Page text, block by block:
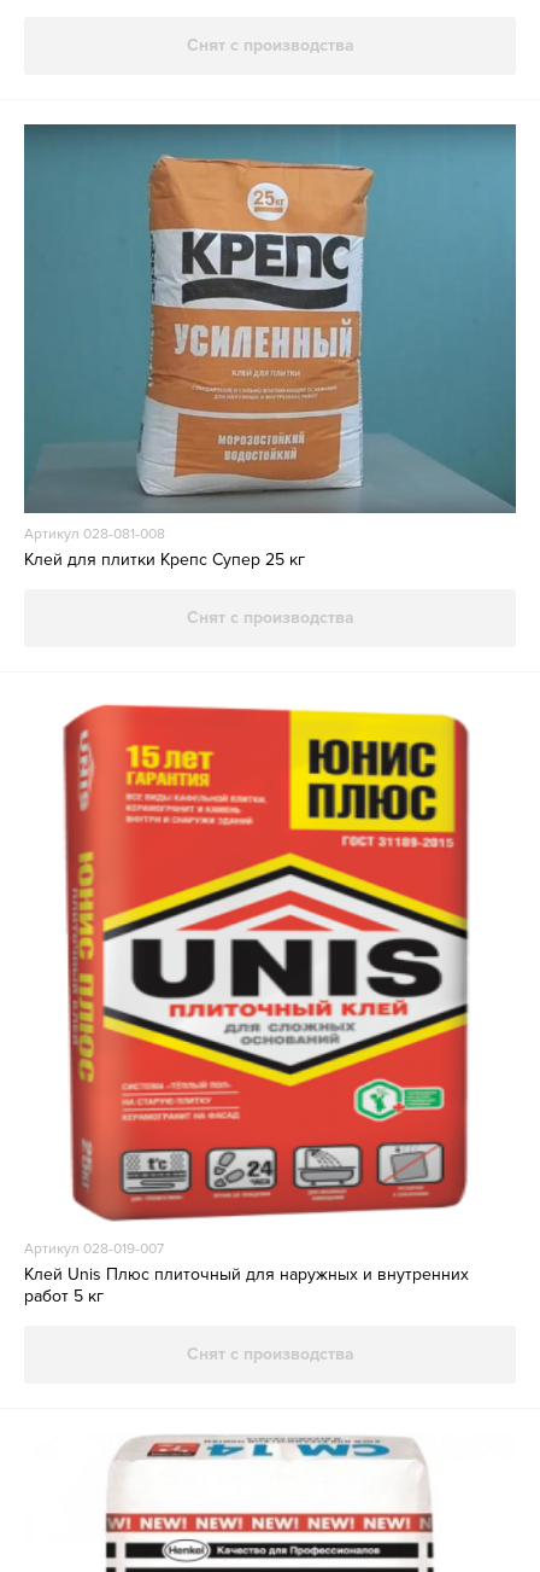
Снят с производства
Артикул 028-081-008
Клей для плитки Крепс Супер 25 кг
Снят с производства
Артикул 028-019-007
Клей Unis Плюс плиточный для наружных и внутренних
работ 5 кг
Снят с производства